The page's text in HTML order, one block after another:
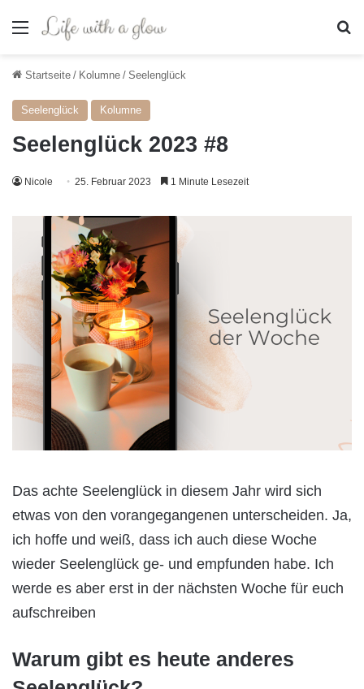
Menü
Startseite / Kolumne / Seelenglück
Seelenglück Kolumne
Seelenglück 2023 #8
Nicole 25. Februar 2023 1 Minute Lesezeit
Das achte Seelenglück in diesem Jahr wird sich
etwas von den vorangegangenen unterscheiden. Ja,
ich hoffe und weiß, dass ich auch diese Woche
wieder Seelenglück ge- und empfunden habe. Ich
werde es aber erst in der nächsten Woche für euch
aufschreiben
Warum gibt es heute anderes